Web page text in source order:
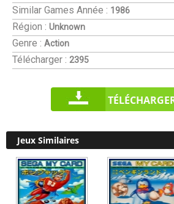
Similar Games Année : 1986
Région : Unknown
Genre : Action
Télécharger : 2395
Jeux Similaires